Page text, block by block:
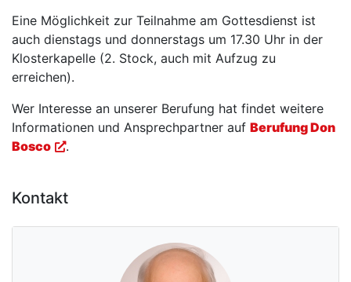
Eine Möglichkeit zur Teilnahme am Gottesdienst ist
auch dienstags und donnerstags um 17.30 Uhr in der
Klosterkapelle (2. Stock, auch mit Aufzug zu
erreichen).
Wer Interesse an unserer Berufung hat findet weitere
Informationen und Ansprechpartner auf Berufung Don
Bosco
.
Kontakt